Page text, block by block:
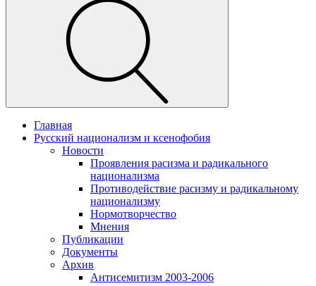
Главная
Русский национализм и ксенофобия
Новости
Проявления расизма и радикального
национализма
Противодействие расизму и радикальному
национализму
Нормотворчество
Мнения
Публикации
Документы
Архив
Антисемитизм 2003-2006